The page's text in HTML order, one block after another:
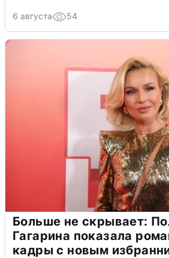
6 августа 54
Больше не скрывает:
Гагарина показала
кадры с новым